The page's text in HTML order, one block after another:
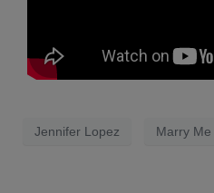
Jennifer Lopez Marry Me